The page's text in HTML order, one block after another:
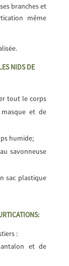
branches et
même
NIDS DE
tout le corps
masque et de
humide;
savonneuse
sac plastique
:
et de